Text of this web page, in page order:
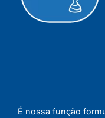
É nossa função